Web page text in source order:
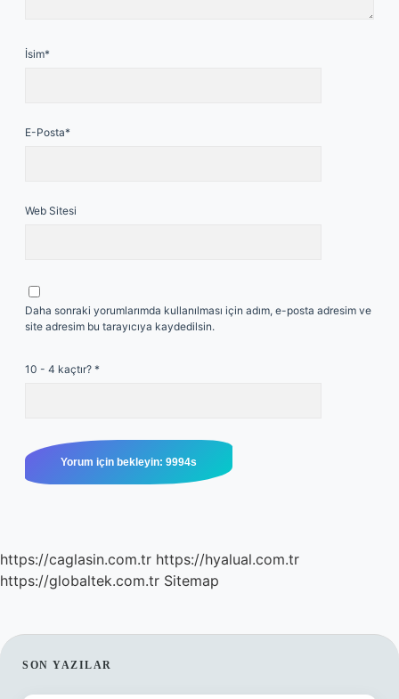
İsim*
E-Posta*
Web Sitesi
Daha sonraki yorumlarımda kullanılması için adım, e-posta adresim ve
site adresim bu tarayıcıya kaydedilsin.
10 - 4 kaçtır? *
https://caglasin.com.tr https://hyalual.com.tr
https://globaltek.com.tr Sitemap
SIDEBAR
SON YAZILAR